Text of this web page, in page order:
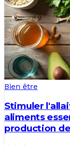
Bien être
Stimuler
aliments
production